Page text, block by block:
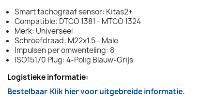
Smart tachograaf sensor: Kitas2+
Compatible: DTCO 1381 - MTCO 1324
Merk: Universeel
Schroefdraad: M22x1.5 - Male
Impulsen per omwenteling: 8
ISO15170 Plug: 4-Polig Blauw-Grijs
Logistieke informatie:
Bestelbaar Klik hier voor uitgebreide informatie.